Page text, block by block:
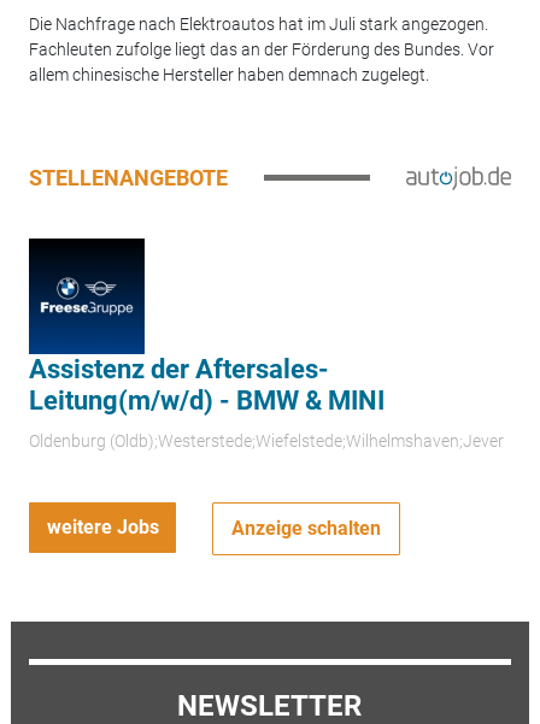
Die Nachfrage nach Elektroautos hat im Juli stark angezogen.
Fachleuten zufolge liegt das an der Förderung des Bundes. Vor
allem chinesische Hersteller haben demnach zugelegt.
STELLENANGEBOTE
Assistenz der Aftersales-
Leitung(m/w/d) - BMW & MINI
Oldenburg (Oldb);Westerstede;Wiefelstede;Wilhelmshaven;Jever
weitere Jobs Anzeige schalten
NEWSLETTER